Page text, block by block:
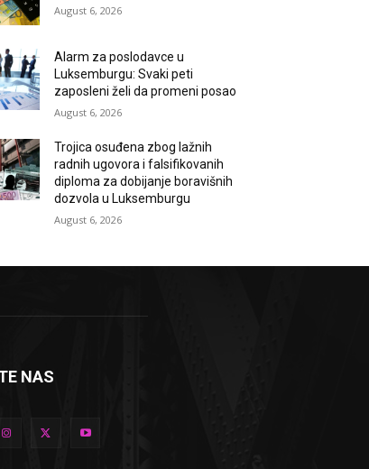
August 6, 2026
Alarm za poslodavce u
Luksemburgu: Svaki peti
zaposleni želi da promeni posao
August 6, 2026
Trojica osuđena zbog lažnih
radnih ugovora i falsifikovanih
diploma za dobijanje boravišnih
dozvola u Luksemburgu
August 6, 2026
NAS